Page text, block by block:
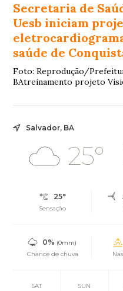
Secretaria de
Uesb iniciam
saúde de
Foto: Reprodução/
BAtreinamento projeto
Salvador, BA
25°
25°
Sensação
0% (0mm)
Chance de chuva
SAT SUN